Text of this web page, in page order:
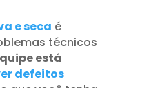
e seca é
técnicos
está
defeitos